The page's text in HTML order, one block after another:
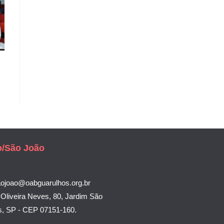
São João
Neves, 80, Jardim São
SP - CEP 07151-160.